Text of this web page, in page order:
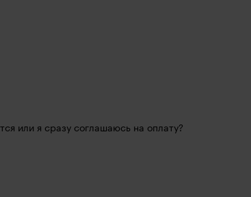
или я сразу соглашаюсь на оплату?